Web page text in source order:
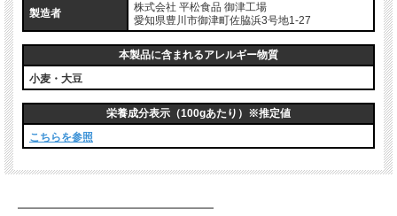
製造者
株式会社 平松食品 御津工場
愛知県豊川市御津町佐脇浜3号地1-27
本製品に含まれるアレルギー物質
小麦・大豆
栄養成分表示（100gあたり）※推定値
こちらを参照
━━━━━━━━━━━━━━━━━